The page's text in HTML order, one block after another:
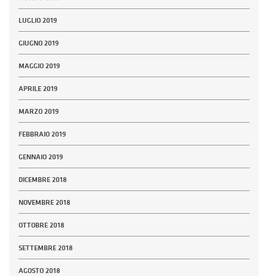
LUGLIO 2019
GIUGNO 2019
MAGGIO 2019
APRILE 2019
MARZO 2019
FEBBRAIO 2019
GENNAIO 2019
DICEMBRE 2018
NOVEMBRE 2018
OTTOBRE 2018
SETTEMBRE 2018
AGOSTO 2018